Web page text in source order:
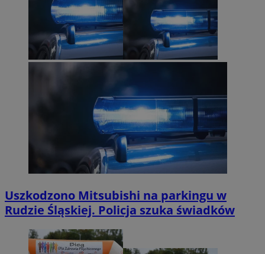
Uszkodzono Mitsubishi na parkingu w
Rudzie Śląskiej. Policja szuka świadków